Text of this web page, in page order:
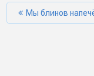
Мы блинов